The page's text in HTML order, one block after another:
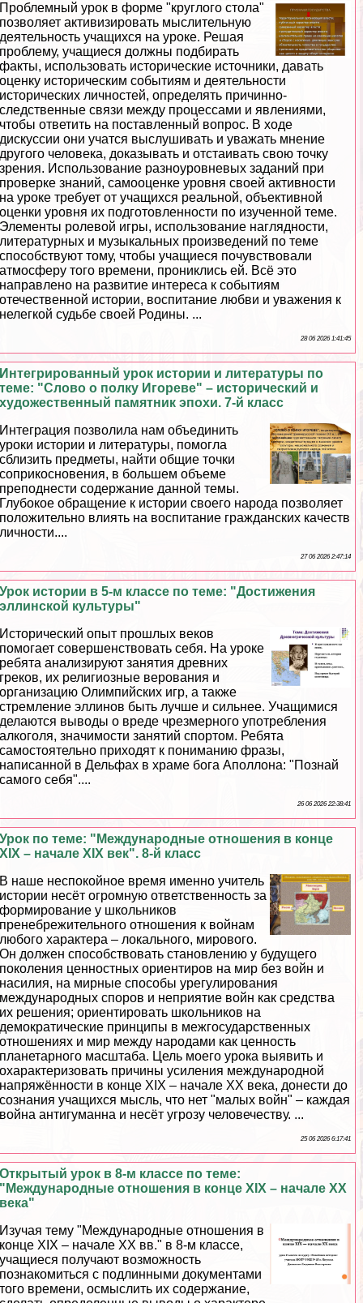
Проблемный урок в форме "круглого стола"
позволяет активизировать мыслительную
деятельность учащихся на уроке. Решая
проблему, учащиеся должны подбирать
факты, использовать исторические источники, давать
оценку историческим событиям и деятельности
исторических личностей, определять причинно-
следственные связи между процессами и явлениями,
чтобы ответить на поставленный вопрос. В ходе
дискуссии они учатся выслушивать и уважать мнение
другого человека, доказывать и отстаивать свою точку
зрения. Использование разноуровневых заданий при
проверке знаний, самооценке уровня своей активности
на уроке требует от учащихся реальной, объективной
оценки уровня их подготовленности по изученной теме.
Элементы ролевой игры, использование наглядности,
литературных и музыкальных произведений по теме
способствуют тому, чтобы учащиеся почувствовали
атмосферу того времени, прониклись ей. Всё это
направлено на развитие интереса к событиям
отечественной истории, воспитание любви и уважения к
нелегкой судьбе своей Родины. ...
28 06 2026 1:41:45
Интегрированный урок истории и литературы по
теме: "Слово о полку Игореве" – исторический и
художественный памятник эпохи. 7-й класс
Интеграция позволила нам объединить
уроки истории и литературы, помогла
сблизить предметы, найти общие точки
соприкосновения, в большем объеме
преподнести содержание данной темы.
Глубокое обращение к истории своего народа позволяет
положительно влиять на воспитание гражданских качеств
личности....
27 06 2026 2:47:14
Урок истории в 5-м классе по теме: "Достижения
эллинской культуры"
Исторический опыт прошлых веков
помогает совершенствовать себя. На уроке
ребята анализируют занятия древних
греков, их религиозные верования и
организацию Олимпийских игр, а также
стремление эллинов быть лучше и сильнее. Учащимися
делаются выводы о вреде чрезмерного употрeбления
алкоголя, значимости занятий спортом. Ребята
самостоятельно приходят к пониманию фразы,
написанной в Дельфах в храме бога Аполлона: "Познай
самого себя"....
26 06 2026 22:38:41
Урок по теме: "Международные отношения в конце
XIX – начале XIX век". 8-й класс
В наше неспокойное время именно учитель
истории несёт огромную ответственность за
формирование у школьников
пренебрежительного отношения к войнам
любого хаpaктера – локального, мирового.
Он должен способствовать становлению у будущего
поколения ценностных ориентиров на мир без войн и
насилия, на мирные способы урегулирования
международных споров и неприятие войн как средства
их решения; ориентировать школьников на
демократические принципы в межгосударственных
отношениях и мир между народами как ценность
планетарного масштаба. Цель моего урока выявить и
охаpaктеризовать причины усиления международной
напряжённости в конце XIX – начале XX века, донести до
сознания учащихся мысль, что нет "малых войн" – каждая
война антигуманна и несёт угрозу человечеству. ...
25 06 2026 6:17:41
Открытый урок в 8-м классе по теме:
"Международные отношения в конце XIX – начале ХХ
века"
Изучая тему "Международные отношения в
конце XIX – начале XX вв." в 8-м классе,
учащиеся получают возможность
познакомиться с подлинными документами
того времени, осмыслить их содержание,